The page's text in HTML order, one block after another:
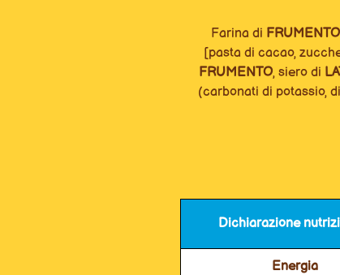
Farina di FRUMENTO
[pasta di cacao,
FRUMENTO, siero di
(carbonati di potassio,
Dichiarazione
Energia